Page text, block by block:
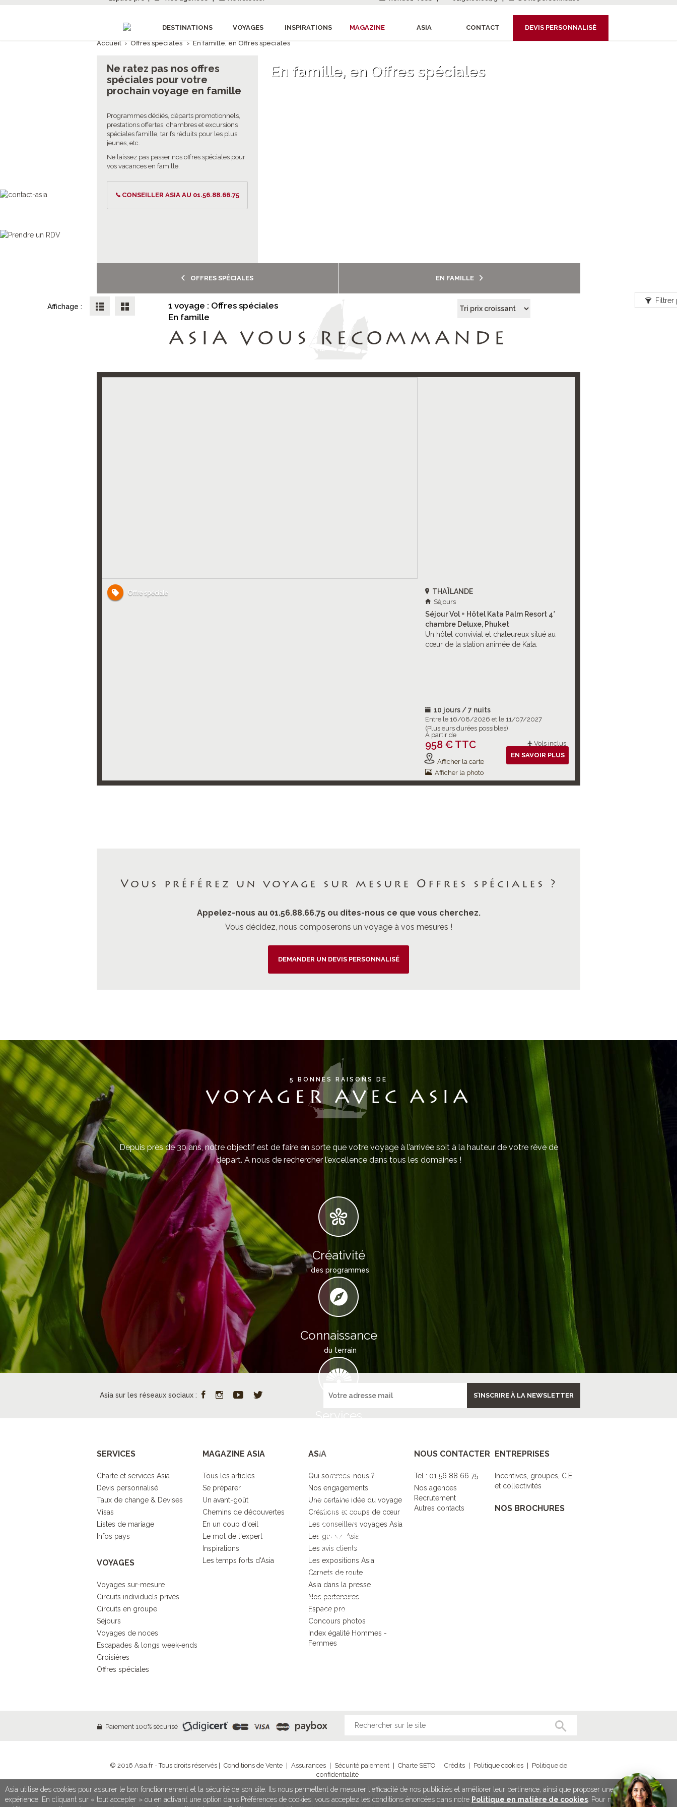
DESTINATIONS VOYAGES INSPIRATIONS MAGAZINE ASIA CONTACT DEVIS PERSONNALISÉ
Accueil › Offres spéciales › En famille, en Offres spéciales
En famille, en Offres spéciales
Ne ratez pas nos offres
spéciales pour votre
prochain voyage en famille
Programmes dédiés, départs promotionnels,
prestations offertes, chambres et excursions
spéciales famille, tarifs réduits pour les plus
jeunes, etc.
Ne laissez pas passer nos offres spéciales pour
vos vacances en famille.
CONSEILLER ASIA AU 01.56.88.66.75
OFFRES SPÉCIALES EN FAMILLE
1 voyage : Offres spéciales
En famille
Affichage :
Filtrer
ASIA VOUS RECOMMANDE
THAÏLANDE
Séjours
Séjour Vol + Hôtel Kata Palm Resort 4*
chambre Deluxe, Phuket
Un hôtel convivial et chaleureux situé au
cœur de la station animée de Kata.
10 jours / 7 nuits
Entre le 16/08/2026 et le 11/07/2027
(Plusieurs durées possibles)
À partir de
958 € TTC Vols inclus
Afficher la carte
Afficher la photo
EN SAVOIR PLUS
Vous préférez un voyage sur mesure Offres spéciales ?
Appelez-nous au 01.56.88.66.75 ou dites-nous ce que vous cherchez.
Vous décidez, nous composerons un voyage à vos mesures !
DEMANDER UN DEVIS PERSONNALISÉ
5 BONNES RAISONS DE
VOYAGER AVEC ASIA
Depuis près de 30 ans, notre objectif est de faire en sorte que votre voyage à l’arrivée soit à la hauteur de votre rêve de
départ. A nous de rechercher l’excellence dans tous les domaines !
Créativité
des programmes
Connaissance
du terrain
Contrôle
de la qualité
Démarche
responsable
DECOUVRIR L’ESPRIT ASIA
Asia sur les réseaux sociaux : S’INSCRIRE À LA NEWSLETTER
SERVICES
Charte et services Asia
Devis personnalisé
Taux de change & Devises
Visas
Listes de mariage
Infos pays
VOYAGES
Voyages sur-mesure
Circuits individuels privés
Circuits en groupe
Séjours
Voyages de noces
Escapades & longs week-ends
Croisières
Offres spéciales
MAGAZINE ASIA
Tous les articles
Se préparer
Un avant-goût
Chemins de découvertes
En un coup d'œil
Le mot de l'expert
Inspirations
Les temps forts d'Asia
ASIA
Qui sommes-nous ?
Nos engagements
Une certaine idée du voyage
Créations et coups de cœur
Les conseillers voyages Asia
Les guides Asia
Les avis clients
Les expositions Asia
Carnets de route
Asia dans la presse
Nos partenaires
Espace pro
Concours photos
Index égalité Hommes -
Femmes
NOUS CONTACTER
Tel : 01 56 88 66 75
Nos agences
Recrutement
Autres contacts
ENTREPRISES
Incentives, groupes, C.E.
et collectivités
NOS BROCHURES
Paiement 100% sécurisé
© 2016 Asia.fr - Tous droits réservés | Conditions de Vente Assurances Sécurité paiement Charte SETO Crédits Politique cookies
Politique de
confidentialité
SETI - 13 Rue Madeleine Michelis - 92200 Neuilly Sur Seine - SAS au capital de 1 020 980,96 € - IM 075100203 délivrée par Atout France - 79-81 rue de Clichy - 75009 Paris
Asia utilise des cookies pour assurer le bon fonctionnement et la sécurité de son site. Ils nous permettent de mesurer l'efficacité de nos publicités et améliorer leur pertinence, ainsi que proposer une meilleure
expérience. En cliquant sur « tout accepter » ou en activant une option dans Préférences de cookies, vous acceptez les conditions énoncées dans notre Politique en matière de cookies . Pour modifier vos